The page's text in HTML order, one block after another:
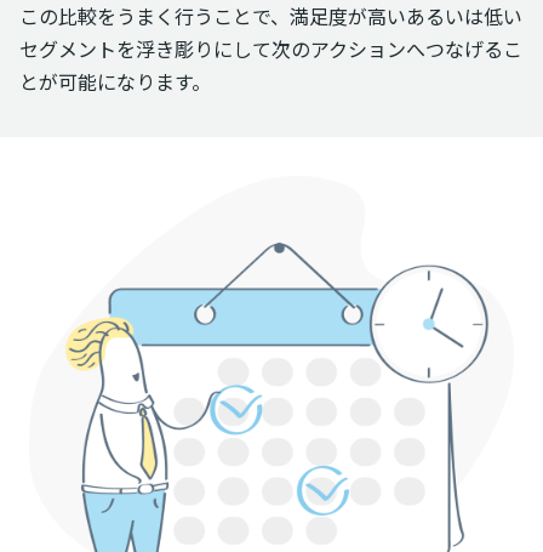
この比較をうまく行うことで、満足度が高いあるいは低い
セグメントを浮き彫りにして次のアクションへつなげるこ
とが可能になります。